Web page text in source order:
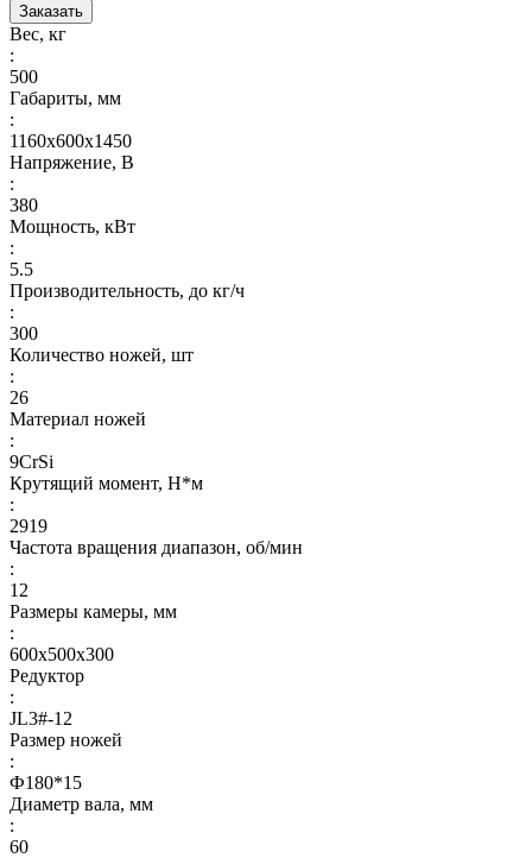
Заказать
Вес, кг
:
500
Габариты, мм
:
1160х600х1450
Напряжение, В
:
380
Мощность, кВт
:
5.5
Производительность, до кг/ч
:
300
Количество ножей, шт
:
26
Материал ножей
:
9CrSi
Крутящий момент, Н*м
:
2919
Частота вращения диапазон, об/мин
:
12
Размеры камеры, мм
:
600x500x300
Редуктор
:
JL3#-12
Размер ножей
:
Ф180*15
Диаметр вала, мм
:
60